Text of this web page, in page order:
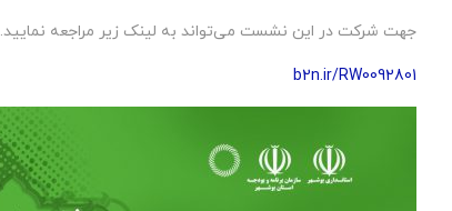
جهت شرکت در این نشست می‌تواند به لینک زیر مراجعه نمایید.
b2n.ir/RW0092801